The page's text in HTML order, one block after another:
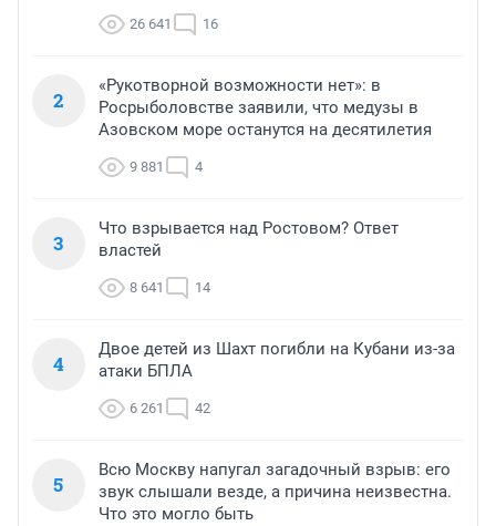
26 641 16
2
«Рукотворной возможности нет»: в
Росрыболовстве заявили, что медузы в
Азовском море останутся на десятилетия
9 881 4
3
Что взрывается над Ростовом? Ответ
властей
8 641 14
4
Двое детей из Шахт погибли на Кубани из-за
атаки БПЛА
6 261 42
5
Всю Москву напугал загадочный взрыв: его
звук слышали везде, а причина неизвестна.
Что это могло быть